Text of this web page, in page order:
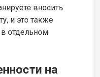
вносить
и это также
в отдельном
на